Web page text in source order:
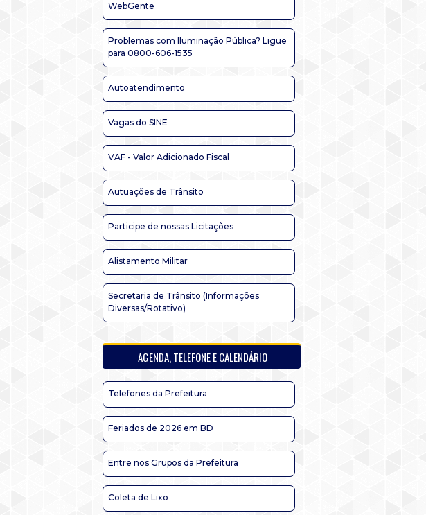
WebGente
Problemas com Iluminação Pública? Ligue
para 0800-606-1535
Autoatendimento
Vagas do SINE
VAF - Valor Adicionado Fiscal
Autuações de Trânsito
Participe de nossas Licitações
Alistamento Militar
Secretaria de Trânsito (Informações
Diversas/Rotativo)
AGENDA, TELEFONE E CALENDÁRIO
Telefones da Prefeitura
Feriados de 2026 em BD
Entre nos Grupos da Prefeitura
Coleta de Lixo